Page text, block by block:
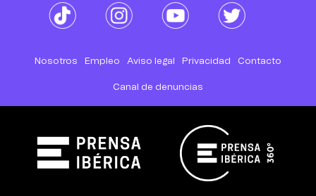
Nosotros Empleo Aviso legal Privacidad Contacto
Canal de denuncias